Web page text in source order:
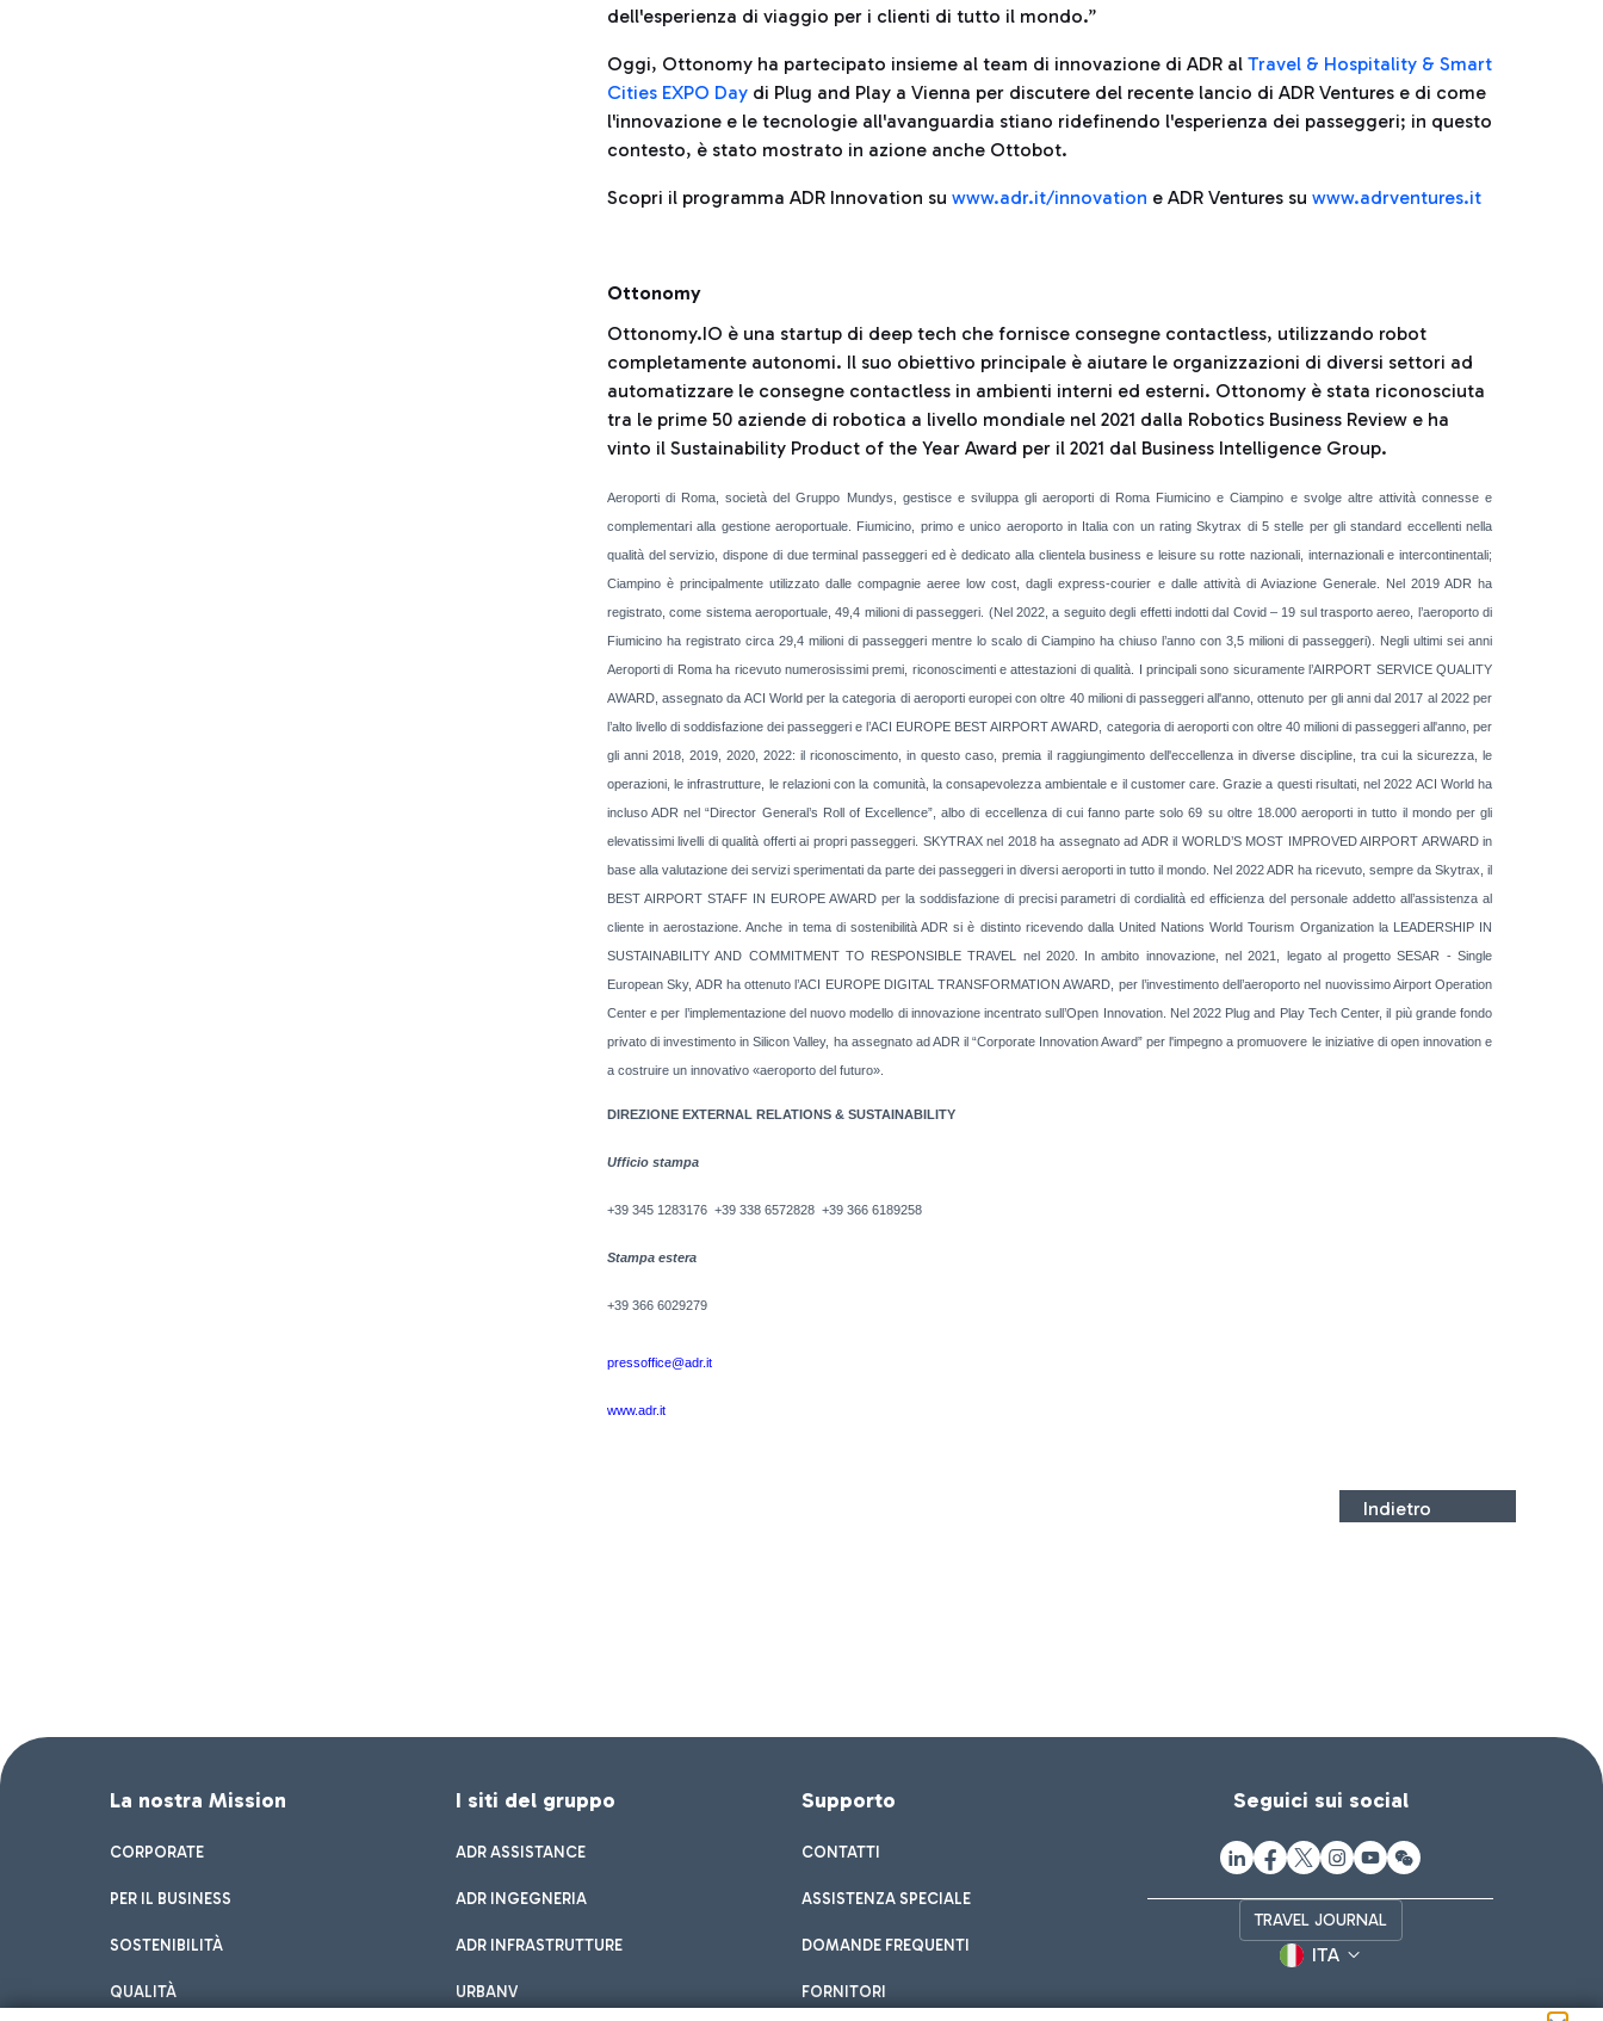
dell'esperienza di viaggio per i clienti di tutto il mondo.”
Oggi, Ottonomy ha partecipato insieme al team di innovazione di ADR al Travel & Hospitality & Smart
Cities EXPO Day di Plug and Play a Vienna per discutere del recente lancio di ADR Ventures e di come
l'innovazione e le tecnologie all'avanguardia stiano ridefinendo l'esperienza dei passeggeri; in questo
contesto, è stato mostrato in azione anche Ottobot.
Scopri il programma ADR Innovation su www.adr.it/innovation e ADR Ventures su www.adrventures.it
Ottonomy
Ottonomy.IO è una startup di deep tech che fornisce consegne contactless, utilizzando robot
completamente autonomi. Il suo obiettivo principale è aiutare le organizzazioni di diversi settori ad
automatizzare le consegne contactless in ambienti interni ed esterni. Ottonomy è stata riconosciuta
tra le prime 50 aziende di robotica a livello mondiale nel 2021 dalla Robotics Business Review e ha
vinto il Sustainability Product of the Year Award per il 2021 dal Business Intelligence Group.
Aeroporti di Roma, società del Gruppo Mundys, gestisce e sviluppa gli aeroporti di Roma Fiumicino e Ciampino e svolge altre attività connesse e
complementari alla gestione aeroportuale. Fiumicino, primo e unico aeroporto in Italia con un rating Skytrax di 5 stelle per gli standard eccellenti nella
qualità del servizio, dispone di due terminal passeggeri ed è dedicato alla clientela business e leisure su rotte nazionali, internazionali e intercontinentali;
Ciampino è principalmente utilizzato dalle compagnie aeree low cost, dagli express-courier e dalle attività di Aviazione Generale. Nel 2019 ADR ha
registrato, come sistema aeroportuale, 49,4 milioni di passeggeri. (Nel 2022, a seguito degli effetti indotti dal Covid – 19 sul trasporto aereo, l’aeroporto di
Fiumicino ha registrato circa 29,4 milioni di passeggeri mentre lo scalo di Ciampino ha chiuso l’anno con 3,5 milioni di passeggeri). Negli ultimi sei anni
Aeroporti di Roma ha ricevuto numerosissimi premi, riconoscimenti e attestazioni di qualità. I principali sono sicuramente l’AIRPORT SERVICE QUALITY
AWARD, assegnato da ACI World per la categoria di aeroporti europei con oltre 40 milioni di passeggeri all'anno, ottenuto per gli anni dal 2017 al 2022 per
l’alto livello di soddisfazione dei passeggeri e l’ACI EUROPE BEST AIRPORT AWARD, categoria di aeroporti con oltre 40 milioni di passeggeri all'anno, per
gli anni 2018, 2019, 2020, 2022: il riconoscimento, in questo caso, premia il raggiungimento dell'eccellenza in diverse discipline, tra cui la sicurezza, le
operazioni, le infrastrutture, le relazioni con la comunità, la consapevolezza ambientale e il customer care. Grazie a questi risultati, nel 2022 ACI World ha
incluso ADR nel “Director General’s Roll of Excellence”, albo di eccellenza di cui fanno parte solo 69 su oltre 18.000 aeroporti in tutto il mondo per gli
elevatissimi livelli di qualità offerti ai propri passeggeri. SKYTRAX nel 2018 ha assegnato ad ADR il WORLD’S MOST IMPROVED AIRPORT ARWARD in
base alla valutazione dei servizi sperimentati da parte dei passeggeri in diversi aeroporti in tutto il mondo. Nel 2022 ADR ha ricevuto, sempre da Skytrax, il
BEST AIRPORT STAFF IN EUROPE AWARD per la soddisfazione di precisi parametri di cordialità ed efficienza del personale addetto all’assistenza al
cliente in aerostazione. Anche in tema di sostenibilità ADR si è distinto ricevendo dalla United Nations World Tourism Organization la LEADERSHIP IN
SUSTAINABILITY AND COMMITMENT TO RESPONSIBLE TRAVEL nel 2020. In ambito innovazione, nel 2021, legato al progetto SESAR - Single
European Sky, ADR ha ottenuto l’ACI EUROPE DIGITAL TRANSFORMATION AWARD, per l’investimento dell’aeroporto nel nuovissimo Airport Operation
Center e per l’implementazione del nuovo modello di innovazione incentrato sull’Open Innovation. Nel 2022 Plug and Play Tech Center, il più grande fondo
privato di investimento in Silicon Valley, ha assegnato ad ADR il “Corporate Innovation Award” per l'impegno a promuovere le iniziative di open innovation e
a costruire un innovativo «aeroporto del futuro».
DIREZIONE EXTERNAL RELATIONS & SUSTAINABILITY
Ufficio stampa
+39 345 1283176 +39 338 6572828 +39 366 6189258
Stampa estera
+39 366 6029279
pressoffice@adr.it
www.adr.it
Indietro
La nostra Mission
CORPORATE
PER IL BUSINESS
SOSTENIBILITÀ
QUALITÀ
I siti del gruppo
ADR ASSISTANCE
ADR INGEGNERIA
ADR INFRASTRUTTURE
URBANV
Supporto
CONTATTI
ASSISTENZA SPECIALE
DOMANDE FREQUENTI
FORNITORI
Seguici sui social
TRAVEL JOURNAL
ITA